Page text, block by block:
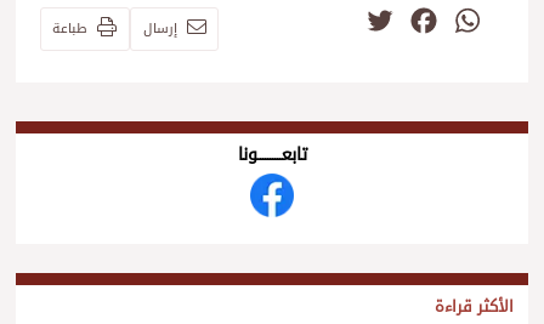
WhatsApp
Facebook إرسال طباعة
تابعــــــــــونا
الأكثر قراءة